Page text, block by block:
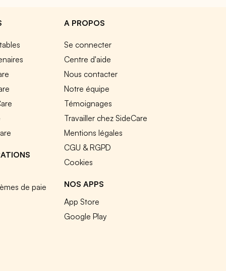
de paie
A PROPOS
Se connecter
Centre d'aide
Nous contacter
Notre équipe
Témoignages
Travailler chez SideCare
Mentions légales
CGU & RGPD
Cookies
NOS APPS
App Store
Google Play